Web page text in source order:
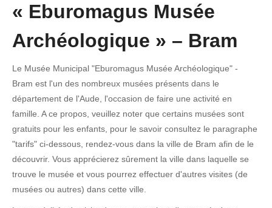
« Eburomagus Musée
Archéologique » – Bram
Le Musée Municipal "Eburomagus Musée Archéologique" -
Bram est l'un des nombreux musées présents dans le
département de l'Aude, l'occasion de faire une activité en
famille. A ce propos, veuillez noter que certains musées sont
gratuits pour les enfants, pour le savoir consultez le paragraphe
"tarifs" ci-dessous, rendez-vous dans la ville de Bram afin de le
découvrir. Vous apprécierez sûrement la ville dans laquelle se
trouve le musée et vous pourrez effectuer d'autres visites (de
musées ou autres) dans cette ville.